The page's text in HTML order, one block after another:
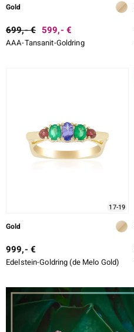
Gold
699,- € 599,- €
AAA-Tansanit-Goldring
17-19
Gold
999,- €
Edelstein-Goldring (de Melo Gold)